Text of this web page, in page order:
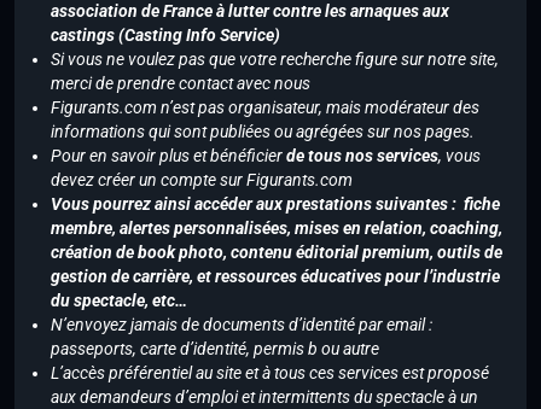
association de France à lutter contre les arnaques aux
castings (Casting Info Service)
Si vous ne voulez pas que votre recherche figure sur notre site,
merci de prendre contact avec nous
Figurants.com n’est pas organisateur, mais modérateur des
informations qui sont publiées ou agrégées sur nos pages.
Pour en savoir plus et bénéficierde tous nos services, vous
devez créer un compte sur Figurants.com
Vous pourrez ainsi accéder aux prestations suivantes : fiche
membre, alertes personnalisées, mises en relation, coaching,
création de book photo, contenu éditorial premium, outils de
gestion de carrière, et ressources éducatives pour l’industrie
du spectacle, etc…
N’envoyez jamais de documents d’identité par email :
passeports, carte d’identité, permis b ou autre
L’accès préférentiel au site et à tous ces services est proposé
aux demandeurs d’emploi et intermittents du spectacle à un